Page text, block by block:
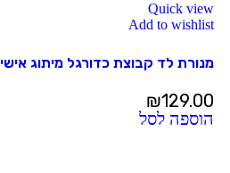
Quick view
Add to wishlist
מנורת לד קבוצת כדורגל מיתוג אישי
₪129.00
הוספה לסל